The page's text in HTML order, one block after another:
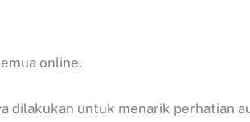
online.
dilakukan untuk menarik perhatian